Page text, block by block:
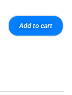
Add to cart